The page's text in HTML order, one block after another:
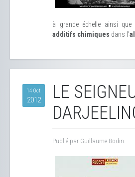
à grande échelle ainsi que
additifs chimiques dans l'
14 Oct
2012
LE
Publié par Guillaume Bodin.